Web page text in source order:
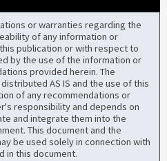
or warranties regarding the
of any information or
publication or with respect to
by the use of the information or
provided herein. The
AS IS and the use of this
of any recommendations or
responsibility and depends on
and integrate them into the
This document and the
be used solely in connection with
in this document.